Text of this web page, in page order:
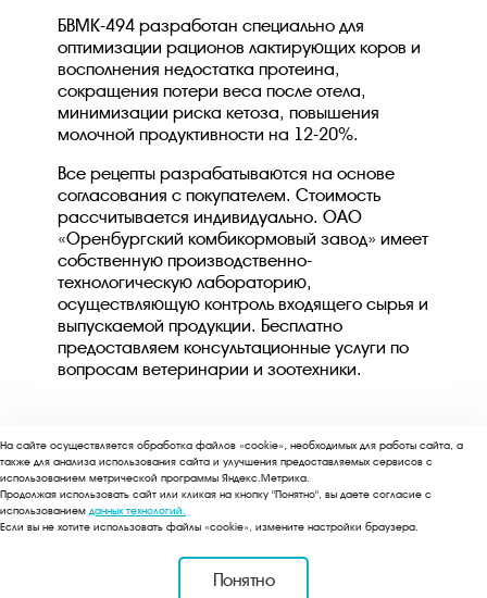
БВМК-494 разработан специально для
оптимизации рационов лактирующих коров и
восполнения недостатка протеина,
сокращения потери веса после отела,
минимизации риска кетоза, повышения
молочной продуктивности на 12-20%.
Все рецепты разрабатываются на основе
согласования с покупателем. Стоимость
рассчитывается индивидуально. ОАО
«Оренбургский комбикормовый завод» имеет
собственную производственно-
технологическую лабораторию,
осуществляющую контроль входящего сырья и
выпускаемой продукции. Бесплатно
предоставляем консультационные услуги по
вопросам ветеринарии и зоотехники.
Copyright © 2025
На сайте осуществляется обработка файлов «cookie», необходимых для работы сайта, а
также для анализа использования сайта и улучшения предоставляемых сервисов с
использованием метрической программы Яндекс.Метрика.
Продолжая использовать сайт или кликая на кнопку "Понятно", вы даете согласие с
использованием данных технологий.
Если вы не хотите использовать файлы «cookie», измените настройки браузера.
Понятно